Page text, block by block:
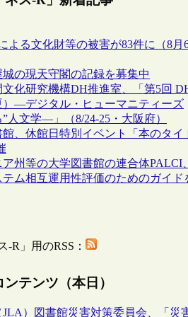
よる文化財等の被害が83件に（8月
の現天守閣の記録を募集中
文化研究機構DH推進室、「第5回
）―デジタル・ヒューマニティーズ
人文学―」（8/24-25・大阪府）
、休館日特別イベント「本のタイ
州等の大学図書館の連合体PALCI、
ム相互運用性評価のためのガイド
-R」用のRSS：
テンツ（本日）
JLA）図書館災害対策委員会、「災